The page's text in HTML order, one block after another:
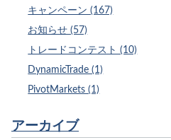
キャンペーン (167)
お知らせ (57)
トレードコンテスト (10)
DynamicTrade (1)
PivotMarkets (1)
アーカイブ